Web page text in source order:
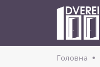
Головнa